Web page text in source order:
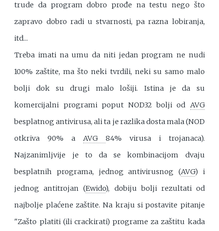
trude da program dobro prođe na testu nego što
zapravo dobro radi u stvarnosti, pa razna lobiranja,
itd...
Treba imati na umu da niti jedan program ne nudi
100% zaštite, ma što neki tvrdili, neki su samo malo
bolji dok su drugi malo lošiji. Istina je da su
komercijalni programi poput NOD32 bolji od AVG
besplatnog antivirusa, ali ta je razlika dosta mala (NOD
otkriva 90% aAVG 84% virusa i trojanaca).
Najzanimljvije je to da se kombinacijom dvaju
besplatnih programa, jednog antivirusnog (AVG) i
jednog antitrojan (Ewido), dobiju bolji rezultati od
najbolje plaćene zaštite. Na kraju si postavite pitanje
"Zašto platiti (ili crackirati) programe za zaštitu kada